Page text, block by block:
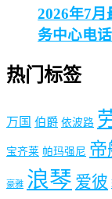
2026年7
务中心电
热门标签
万国 伯爵 依波路
宝齐莱 帕玛强尼 帝
豪雅 浪琴 爱彼